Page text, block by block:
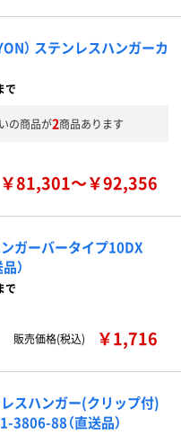
） ステンレスハンガーカ
で
の商品が2商品あります
￥81,301～￥92,356
ガーバータイプ10DX
）
で
販売価格(税込) ￥1,716
スハンガー(クリップ付)
3806-88（直送品）